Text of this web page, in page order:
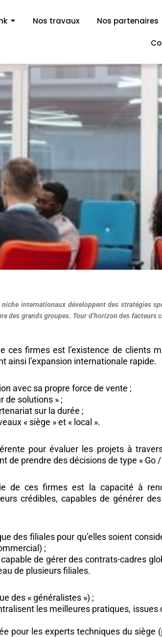
Nos travaux Nos partenaires
internationaux développent des stratégies
des grands groupes. Tour d’horizon des
ces firmes est l’existence de clients
ainsi l’expansion internationale rapide.
avec sa propre force de vente ;
de solutions » ;
sur la durée ;
« siège » et « local ».
pour évaluer les projets à
prendre des décisions de type « Go /
de ces firmes est la capacité à
crédibles, capables de générer
des filiales pour qu’elles soient
;
de gérer des contrats-cadres
de plusieurs filiales.
des « généralistes ») ;
les meilleures pratiques,
pour les experts techniques du